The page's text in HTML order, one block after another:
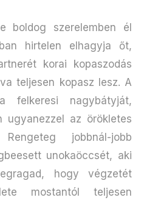
boldog szerelemben él
hirtelen elhagyja őt,
korai kopaszodás
teljesen kopasz lesz. A
felkeresi nagybátyját,
ugyanezzel az örökletes
jobbnál-jobb
unokaöccsét, aki
hogy végzetét
mostantól teljesen